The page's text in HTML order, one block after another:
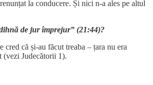
la conducere. Și nici n-a ales pe altul
de jur împrejur” (21:44)?
cred că și-au făcut treaba – țara nu era
(vezi Judecătorii 1).